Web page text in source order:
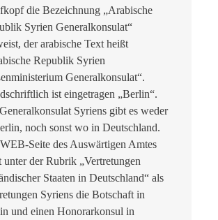
die Bezeichnung „Arabische
Syrien Generalkonsulat“
der arabische Text heißt
Republik Syrien
Generalkonsulat“.
ist eingetragen „Berlin“.
Syriens gibt es weder
noch sonst wo in Deutschland.
Seite des Auswärtigen Amtes
unter der Rubrik „Vertretungen
Staaten in Deutschland“ als
Syriens die Botschaft in
und einen Honorarkonsul in